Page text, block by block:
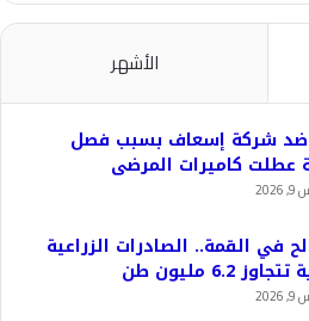
الأشهر
شركة إسعاف بسبب فصل
عطلت كاميرات المرضى
في القمة.. الصادرات الزراعية
6.2 مليون طن